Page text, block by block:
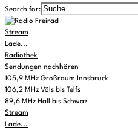
Search for:
Stream
Lade...
Radiothek
Sendungen nachhören
105,9 MHz Großraum Innsbruck
106,2 MHz Völs bis Telfs
89,6 MHz Hall bis Schwaz
Stream
Lade...